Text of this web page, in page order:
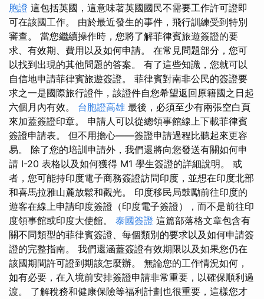
胞證 這包括英國，這意味著英國國民不需要工作許可證即
可在該國工作。 由於最近發生的事件，飛行訓練受到特別
審查。 當您繼續操作時，您將了解菲律賓旅遊簽證的要
求、有效期、費用以及如何申請。 在常見問題部分，您可
以找到出現的其他問題的答案。 有了這些知識，您就可以
自信地申請菲律賓旅遊簽證。 菲律賓對南非公民的簽證要
求之一是國際旅行證件，該證件自您希望返回原籍國之日起
六個月內有效。 台胞證高雄 最後，必須至少有兩張空白頁
來加蓋簽證印章。 申請人可以從總領事館線上下載菲律賓
簽證申請表。 但不用擔心——簽證申請過程比聽起來更容
易。 除了您的培訓申請外，我們還將向您發送有關如何申
請 I-20 表格以及如何獲得 M1 學生簽證的詳細說明。 或
者，您可能持印度電子商務簽證訪問印度，並想在印度北部
和喜馬拉雅山麓放鬆和觀光。 印度移民局鼓勵前往印度的
遊客在線上申請印度簽證（印度電子簽證），而不是前往印
度領事館或印度大使館。 泰國簽證 這篇部落格文章包含有
關不同類型的菲律賓簽證、每個類別的要求以及如何申請簽
證的完整指南。 我們還涵蓋簽證有效期限以及如果您仍在
該國期間許可證到期該怎麼辦。 無論您的工作情況如何，
如有必要，在入境前安排簽證申請非常重要，以確保順利過
渡。 了解稅​​務和健康保險等福利計劃也很重要，這樣您才